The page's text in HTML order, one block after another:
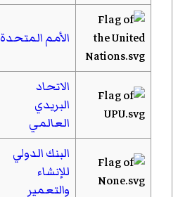
الأمم المتحدة
الاتحاد
البريدي
العالمي
البنك الدولي
للإنشاء
والتعمير